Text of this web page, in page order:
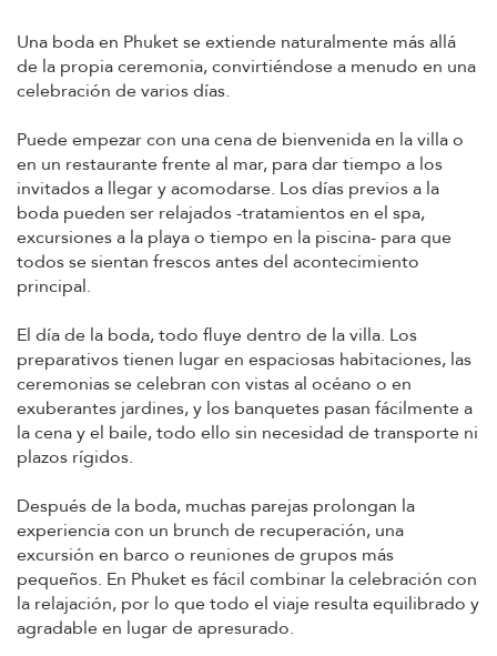
Una boda en Phuket se extiende naturalmente más allá
de la propia ceremonia, convirtiéndose a menudo en una
celebración de varios días.
Puede empezar con una cena de bienvenida en la villa o
en un restaurante frente al mar, para dar tiempo a los
invitados a llegar y acomodarse. Los días previos a la
boda pueden ser relajados -tratamientos en el spa,
excursiones a la playa o tiempo en la piscina- para que
todos se sientan frescos antes del acontecimiento
principal.
El día de la boda, todo fluye dentro de la villa. Los
preparativos tienen lugar en espaciosas habitaciones, las
ceremonias se celebran con vistas al océano o en
exuberantes jardines, y los banquetes pasan fácilmente a
la cena y el baile, todo ello sin necesidad de transporte ni
plazos rígidos.
Después de la boda, muchas parejas prolongan la
experiencia con un brunch de recuperación, una
excursión en barco o reuniones de grupos más
pequeños. En Phuket es fácil combinar la celebración con
la relajación, por lo que todo el viaje resulta equilibrado y
agradable en lugar de apresurado.